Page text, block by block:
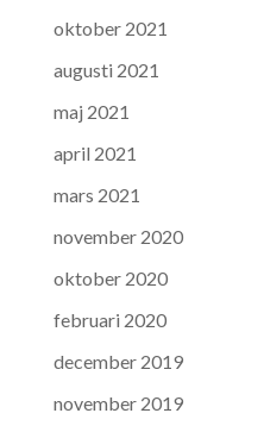
oktober 2021
augusti 2021
maj 2021
april 2021
mars 2021
november 2020
oktober 2020
februari 2020
december 2019
november 2019